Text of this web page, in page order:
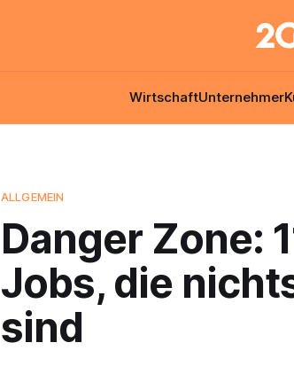
WirtschaftUnternehmer
ALLGEMEIN
Danger Zone:
Jobs, die
sind